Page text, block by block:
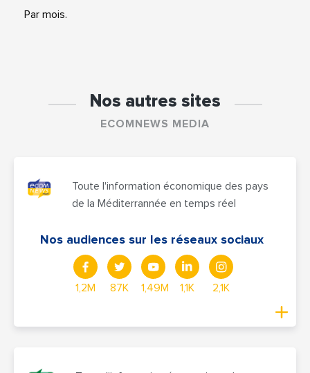
Par mois.
Nos autres sites
ECOMNEWS MEDIA
Toute l'information économique des pays
de la Méditerrannée en temps réel
Nos audiences sur les réseaux sociaux
1,2M 87K 1,49M 1,1K 2,1K